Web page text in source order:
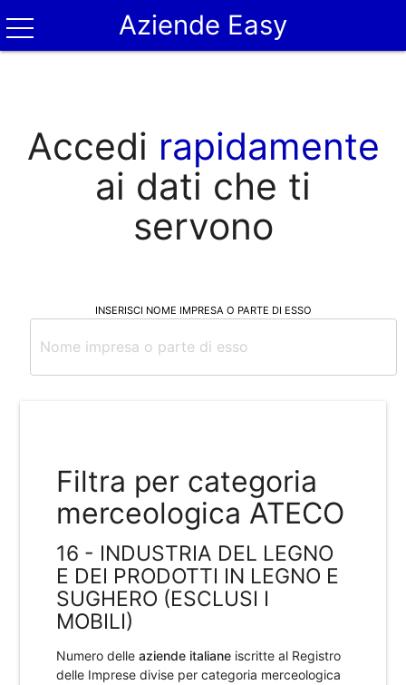
Aziende Easy
Accedi rapidamente
ai dati che ti
servono
INSERISCI NOME IMPRESA O PARTE DI ESSO
Filtra per categoria
merceologica ATECO
16 - INDUSTRIA DEL LEGNO
E DEI PRODOTTI IN LEGNO E
SUGHERO (ESCLUSI I
MOBILI)
Numero delleaziende italiane iscritte al Registro
delle Imprese divise per categoria merceologica